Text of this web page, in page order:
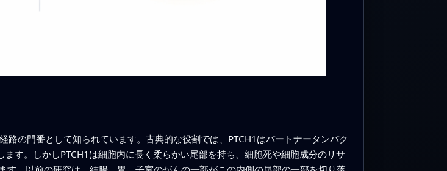
の門番として知られています。古典的な役割では、PTCH1はパートナータンパク
す。しかしPTCH1は細胞内に長く柔らかい尾部を持ち、細胞死や細胞成分のリサ